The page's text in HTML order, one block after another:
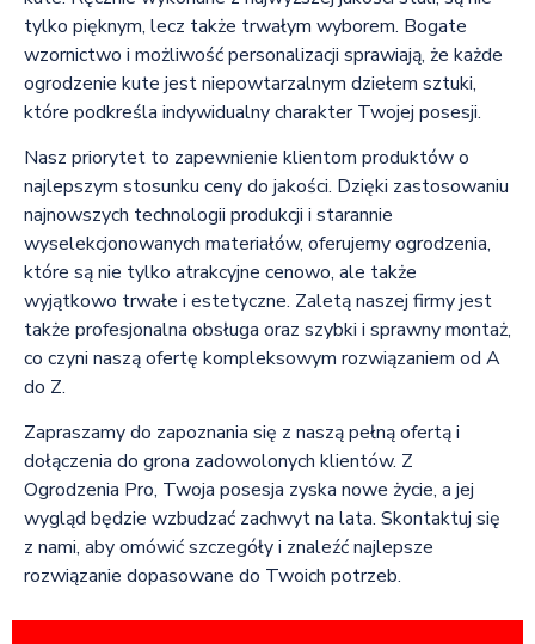
tylko pięknym, lecz także trwałym wyborem. Bogate
wzornictwo i możliwość personalizacji sprawiają, że każde
ogrodzenie kute jest niepowtarzalnym dziełem sztuki,
które podkreśla indywidualny charakter Twojej posesji.
Nasz priorytet to zapewnienie klientom produktów o
najlepszym stosunku ceny do jakości. Dzięki zastosowaniu
najnowszych technologii produkcji i starannie
wyselekcjonowanych materiałów, oferujemy ogrodzenia,
które są nie tylko atrakcyjne cenowo, ale także
wyjątkowo trwałe i estetyczne. Zaletą naszej firmy jest
także profesjonalna obsługa oraz szybki i sprawny montaż,
co czyni naszą ofertę kompleksowym rozwiązaniem od A
do Z.
Zapraszamy do zapoznania się z naszą pełną ofertą i
dołączenia do grona zadowolonych klientów. Z
Ogrodzenia Pro, Twoja posesja zyska nowe życie, a jej
wygląd będzie wzbudzać zachwyt na lata. Skontaktuj się
z nami, aby omówić szczegóły i znaleźć najlepsze
rozwiązanie dopasowane do Twoich potrzeb.